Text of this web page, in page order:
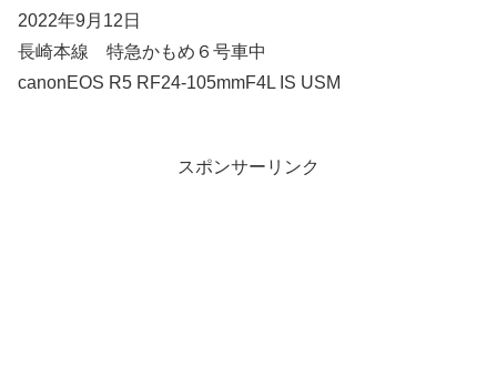
2022年9月12日
長崎本線 特急かもめ６号車中
canonEOS R5 RF24-105mmF4L IS USM
スポンサーリンク